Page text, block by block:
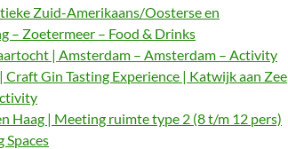
Zuid-Amerikaans/Oosterse en
– Zoetermeer – Food & Drinks
| Amsterdam – Amsterdam – Activity
Gin Tasting Experience | Katwijk aan Zee
Haag | Meeting ruimte type 2 (8 t/m 12 pers)